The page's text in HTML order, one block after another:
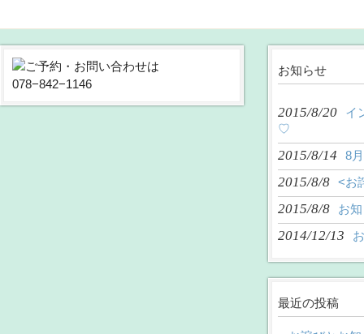
お知らせ
2015/8/20
イ
♡
2015/8/14 8
2015/8/8 <お
2015/8/8 お
2014/12/13
最近の投稿